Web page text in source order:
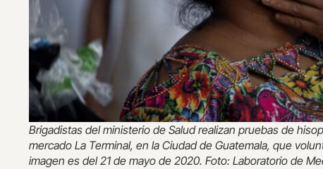
Brigadistas del ministerio de Salud realizan pruebas de
mercado La Terminal, en la Ciudad de Guatemala, que
imagen es del 21 de mayo de 2020. Foto: Laboratorio de